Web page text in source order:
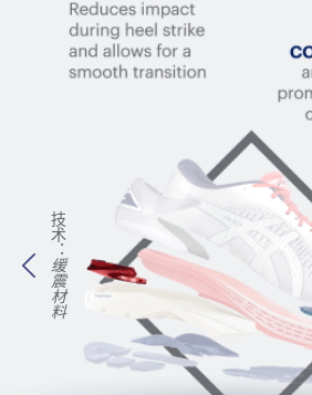
技术：
缓震材料